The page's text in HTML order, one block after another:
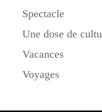
Spectacle
Une dose de
Vacances
Voyages